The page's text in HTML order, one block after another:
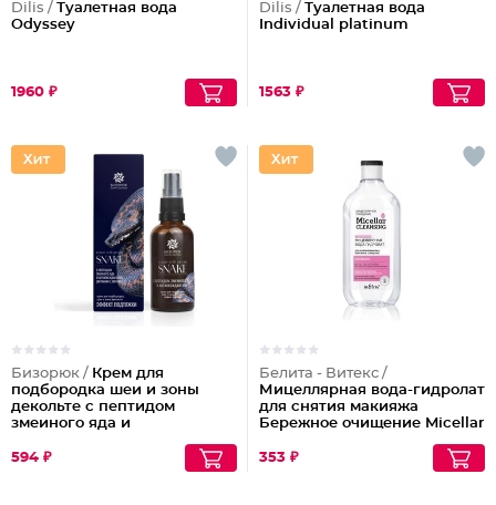
Dilis / Туалетная вода
Odyssey
1960 ₽
Dilis / Туалетная вода
Individual platinum
1563 ₽
Бизорюк / Крем для
подбородка шеи и зоны
декольте с пептидом
змеиного яда и
594 ₽
Белита - Витекс /
Мицеллярная вода-гидролат
для снятия макияжа
Бережное очищение Micellar
353 ₽